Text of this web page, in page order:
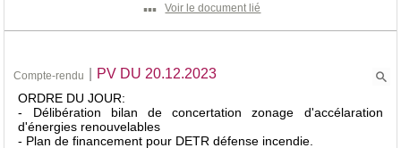
▪▪▪ Voir le document lié
Compte-rendu PV DU 20.12.2023
ORDRE DU JOUR:
- Délibération bilan de concertation zonage d'accélaration
d'énergies renouvelables
- Plan de financement pour DETR défense incendie.